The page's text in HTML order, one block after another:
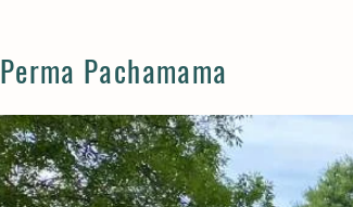
Perma Pachamama